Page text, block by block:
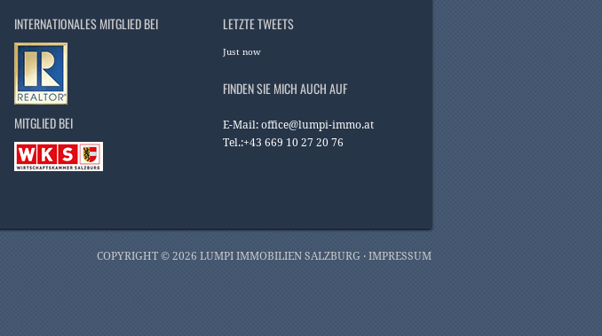
INTERNATIONALES MITGLIED BEI
MITGLIED BEI
LETZTE TWEETS
Just now
FINDEN SIE MICH AUCH AUF
E-Mail: office@lumpi-immo.at
Tel.:+43 669 10 27 20 76
COPYRIGHT © 2026 LUMPI IMMOBILIEN SALZBURG · IMPRESSUM